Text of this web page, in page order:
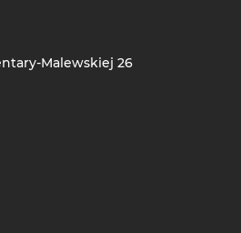
Malewskiej 26